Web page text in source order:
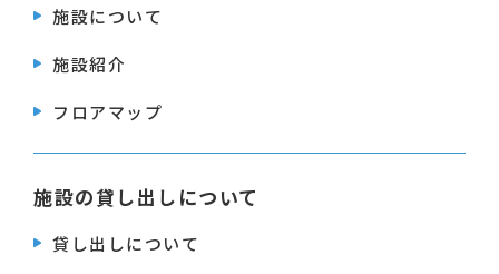
施設について
施設紹介
フロアマップ
施設の貸し出しについて
貸し出しについて